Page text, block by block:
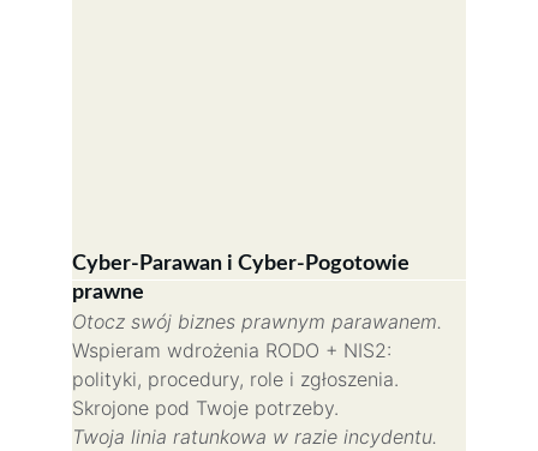
Cyber-Parawan i Cyber-Pogotowie
prawne
Otocz swój biznes prawnym parawanem.
Wspieram wdrożenia RODO + NIS2:
polityki, procedury, role i zgłoszenia.
Skrojone pod Twoje potrzeby.
Twoja linia ratunkowa w razie incydentu.